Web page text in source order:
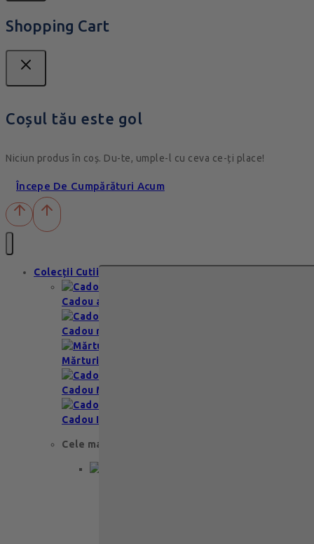
Shopping Cart
Coșul tău este gol
Niciun produs în coș. Du-te, umple-l cu ceva ce-ți place!
Începe De Cumpărături Acum
Colecții Cutii
Cadou aniversare
Cadou romantic
Mărturii nuntă & botez
Cadou Multumesc
Cadou Invitatie
Cele mai apreciate